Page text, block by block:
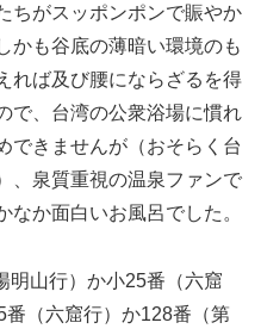
ちがスッポンポンで賑やか
かも谷底の薄暗い環境のも
れば及び腰にならざるを得
で、台湾の公衆浴場に慣れ
できませんが（おそらく台
、泉質重視の温泉ファンで
なか面白いお風呂でした。
明山行）か小25番（六窟
（六窟行）か128番（第